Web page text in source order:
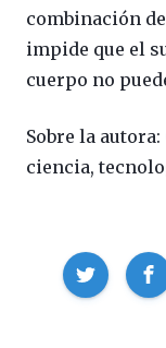
combinación
impide que el
cuerpo no
Sobre la autora:
ciencia,
Compartir